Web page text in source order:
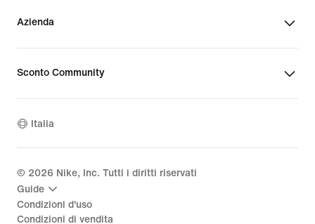
qualsiasi outfit sportivo. Cerca i
l'immancabile Swoosh Nike, simbolo
di qualità e know-how.
adatte a ogni età, per poterti allenare
modelli premaman, con una fascia più
nascenti dello sport. Le cuciture
Azienda
Sconto Community
Italia
© 2026 Nike, Inc. Tutti i diritti riservati
Guide
Condizioni d'uso
Condizioni di vendita